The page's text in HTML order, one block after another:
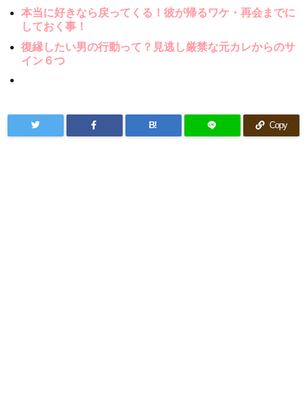
本当に好きなら戻ってくる！彼が帰るワケ・再会までに
しておく事！
復縁したい男の行動って？見逃し厳禁な元カレからのサ
イン６つ
B! Copy